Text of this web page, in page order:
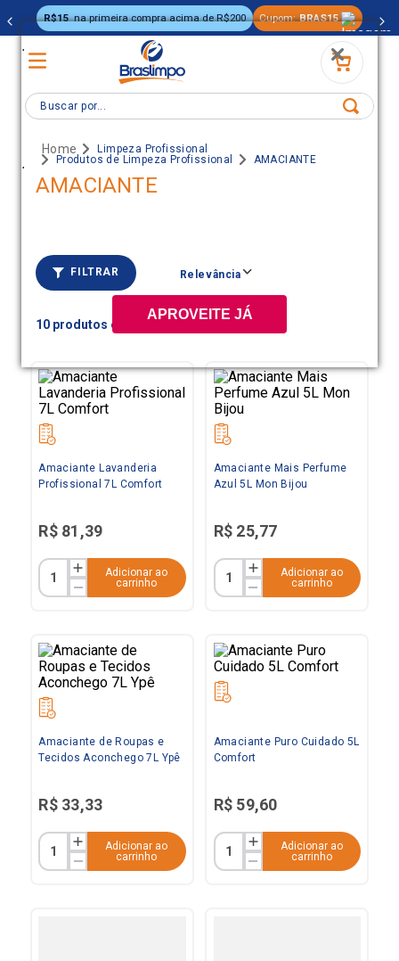
.
.
APROVEITE JÁ
R$15 na primeira compra acima de R$200 Cupom: BRAS15
Buscar por...
Limpeza Profissional
Produtos de Limpeza Profissional
AMACIANTE
AMACIANTE
FILTRAR Relevância
10
Amaciante Lavanderia
Profissional 7L Comfort
R$ 81 ,39
Adicionar ao
carrinho
Amaciante Mais Perfume
Azul 5L Mon Bijou
R$ 25,77
Adicionar ao
carrinho
Amaciante de Roupas e
Tecidos Aconchego 7L Ypê
R$ 33,33
Adicionar ao
carrinho
Amaciante Puro Cuidado 5L
Comfort
R$ 59,60
Adicionar ao
carrinho